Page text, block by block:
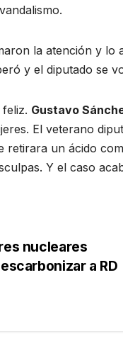
la atención y lo
y el diputado se
Gustavo
El veterano
retirara un ácido
Y el caso
nucleares
a RD